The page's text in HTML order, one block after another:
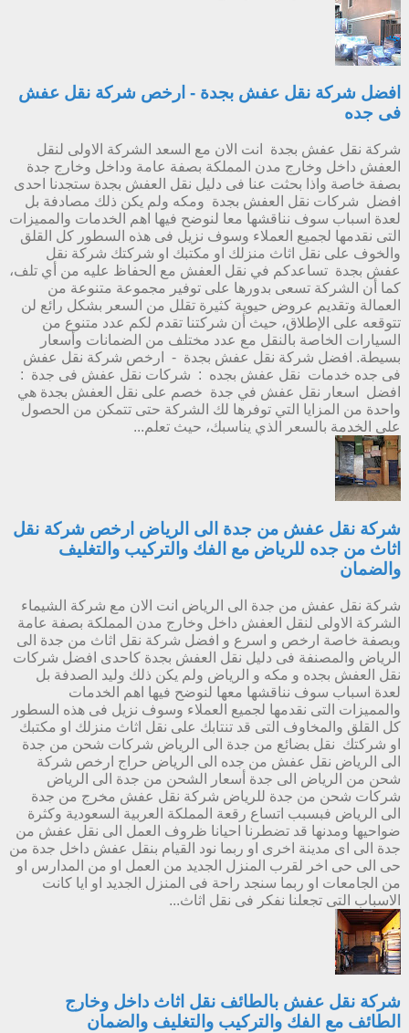
افضل شركة نقل عفش بجدة - ارخص شركة نقل عفش
فى جده
شركة نقل عفش بجدة انت الان مع السعد الشركة الاولى لنقل
العفش داخل وخارج مدن المملكة بصفة عامة وداخل وخارج جدة
بصفة خاصة واذا بحثت عنا فى دليل نقل العفش بجدة ستجدنا احدى
افضل شركات نقل العفش بجدة ومكه ولم يكن ذلك مصادفة بل
لعدة اسباب سوف نناقشها معا لنوضح فيها اهم الخدمات والمميزات
التى نقدمها لجميع العملاء وسوف نزيل فى هذه السطور كل القلق
والخوف على نقل اثاث منزلك او مكتبك او شركتك شركة نقل
عفش بجدة تساعدكم في نقل العفش مع الحفاظ عليه من أي تلف،
كما أن الشركة تسعى بدورها على توفير مجموعة متنوعة من
العمالة وتقديم عروض حيوية كثيرة تقلل من السعر بشكل رائع لن
تتوقعه على الإطلاق، حيث أن شركتنا تقدم لكم عدد متنوع من
السيارات الخاصة بالنقل مع عدد مختلف من الضمانات وأسعار
بسيطة. افضل شركة نقل عفش بجدة - ارخص شركة نقل عفش
فى جده خدمات نقل عفش بجده : شركات نقل عفش فى جدة :
افضل اسعار نقل عفش في جدة خصم على نقل العفش بجدة هي
واحدة من المزايا التي توفرها لك الشركة حتى تتمكن من الحصول
على الخدمة بالسعر الذي يناسبك، حيث تعلم...
شركة نقل عفش من جدة الى الرياض ارخص شركة نقل
اثاث من جده للرياض مع الفك والتركيب والتغليف
والضمان
شركة نقل عفش من جدة الى الرياض انت الان مع شركة الشيماء
الشركة الاولى لنقل العفش داخل وخارج مدن المملكة بصفة عامة
وبصفة خاصة ارخص و اسرع و افضل شركة نقل اثاث من جدة الى
الرياض والمصنفة فى دليل نقل العفش بجدة كاحدى افضل شركات
نقل العفش بجده و مكه و الرياض ولم يكن ذلك وليد الصدفة بل
لعدة اسباب سوف نناقشها معها لنوضح فيها اهم الخدمات
والمميزات التى نقدمها لجميع العملاء وسوف نزيل فى هذه السطور
كل القلق والمخاوف التى قد تنتابك على نقل اثاث منزلك او مكتبك
او شركتك نقل بضائع من جدة الى الرياض شركات شحن من جدة
الى الرياض نقل عفش من جده الى الرياض حراج ارخص شركة
شحن من الرياض الى جدة أسعار الشحن من جدة الى الرياض
شركات شحن من جدة للرياض شركة نقل عفش مخرج من جدة
الى الرياض فبسبب اتساع رقعة المملكة العربية السعودية وكثرة
ضواحيها ومدنها قد تضطرنا احيانا ظروف العمل الى نقل عفش من
جدة الى اى مدينة اخرى او ربما نود القيام بنقل عفش داخل جدة من
حى الى حى اخر لقرب المنزل الجديد من العمل او من المدارس او
من الجامعات او ربما سنجد راحة فى المنزل الجديد او ايا كانت
الاسباب التى تجعلنا نفكر فى نقل اثاث...
شركة نقل عفش بالطائف نقل اثاث داخل وخارج
الطائف مع الفك والتركيب والتغليف والضمان